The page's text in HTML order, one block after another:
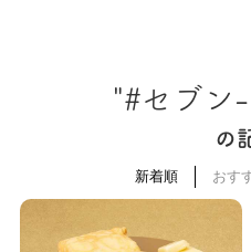
"#セブン
の
新着順 おす